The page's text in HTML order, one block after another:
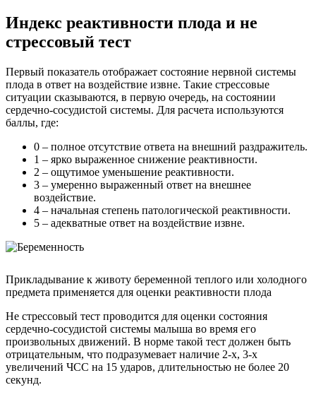
Индекс реактивности плода и не
стрессовый тест
Первый показатель отображает состояние нервной системы
плода в ответ на воздействие извне. Такие стрессовые
ситуации сказываются, в первую очередь, на состоянии
сердечно-сосудистой системы. Для расчета используются
баллы, где:
0 – полное отсутствие ответа на внешний раздражитель.
1 – ярко выраженное снижение реактивности.
2 – ощутимое уменьшение реактивности.
3 – умеренно выраженный ответ на внешнее
воздействие.
4 – начальная степень патологической реактивности.
5 – адекватные ответ на воздействие извне.
Прикладывание к животу беременной теплого или холодного
предмета применяется для оценки реактивности плода
Не стрессовый тест проводится для оценки состояния
сердечно-сосудистой системы малыша во время его
произвольных движений. В норме такой тест должен быть
отрицательным, что подразумевает наличие 2-х, 3-х
увеличений ЧСС на 15 ударов, длительностью не более 20
секунд.